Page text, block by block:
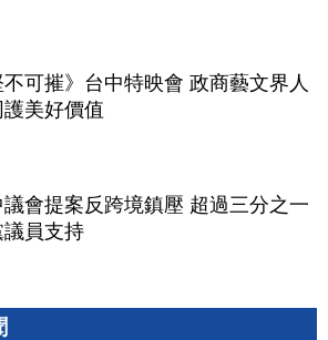
不可摧》台中特映會 政商藝文界人
美好價值
議會提案反跨境鎮壓 超過三分之一
議員支持